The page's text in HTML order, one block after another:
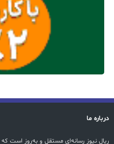
درباره ما
ریال نیوز رسانه‌ای مستقل و به‌روز است که